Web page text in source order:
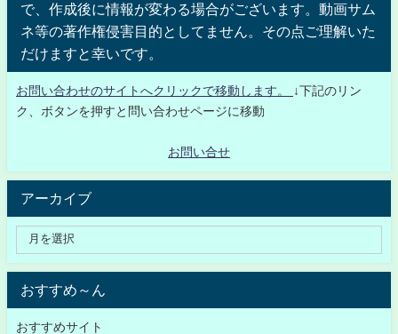
で、作成後に情報が変わる場合がございます。動画サム
ネ等の著作権侵害目的としてません。その点ご理解いた
だけますと幸いです。
お問い合わせのサイトへクリックで移動します。
↓下記のリン
ク、ボタンを押すと問い合わせページに移動
お問い合せ
アーカイブ
おすすめ～ん
おすすめサイト